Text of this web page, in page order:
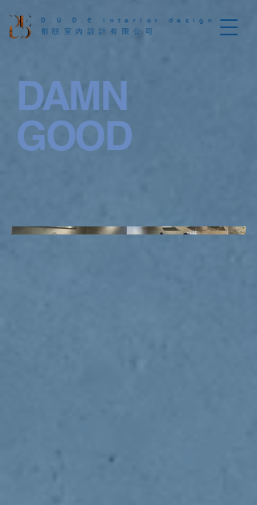
D.U.D.E interior design
都頤室內設計有限公司
DAMN
GOOD